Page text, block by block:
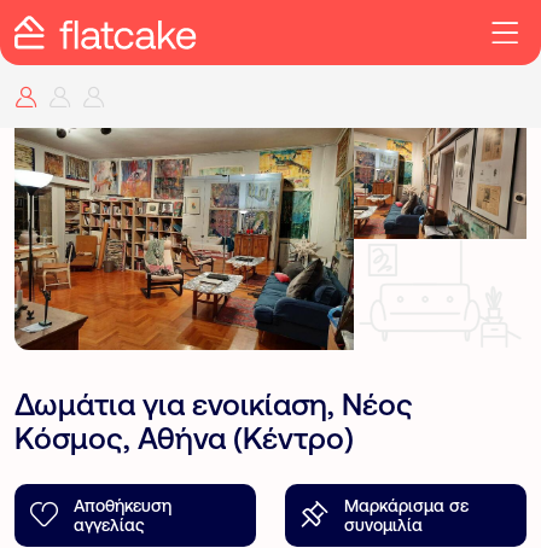
Δωμάτια για ενοικίαση, Νέος
Κόσμος, Αθήνα (Κέντρο)
Αποθήκευση
αγγελίας
Μαρκάρισμα σε
συνομιλία